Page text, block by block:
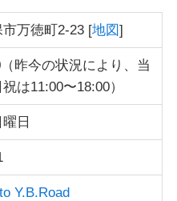
万徳町2-23 [地図]
昨今の状況により、当
は11:00〜18:00）
日
Y.B.Road